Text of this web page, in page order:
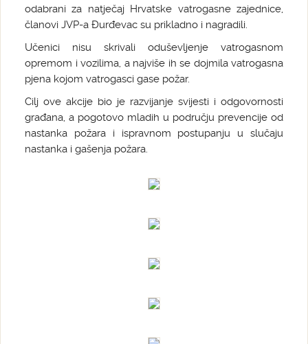
odabrani za natječaj Hrvatske vatrogasne zajednice,
članovi JVP-a Đurđevac su prikladno i nagradili.
Učenici nisu skrivali oduševljenje vatrogasnom
opremom i vozilima, a najviše ih se dojmila vatrogasna
pjena kojom vatrogasci gase požar.
Cilj ove akcije bio je razvijanje svijesti i odgovornosti
građana, a pogotovo mladih u području prevencije od
nastanka požara i ispravnom postupanju u slučaju
nastanka i gašenja požara.